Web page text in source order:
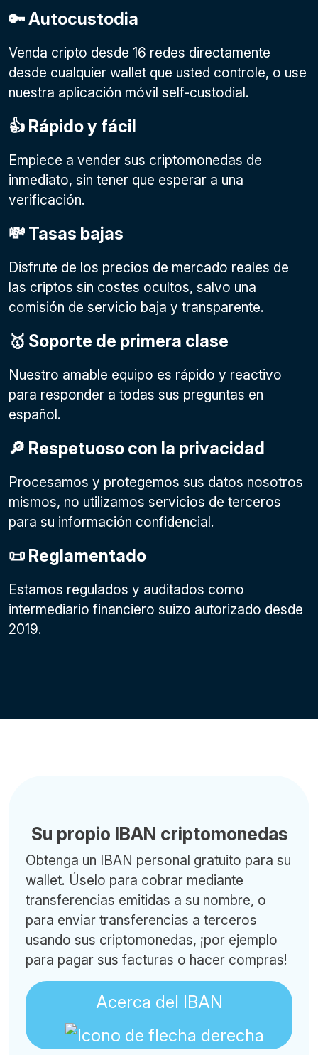
🔑 Autocustodia
Venda cripto desde 16 redes directamente
desde cualquier wallet que usted controle, o use
nuestra aplicación móvil self-custodial.
👍 Rápido y fácil
Empiece a vender sus criptomonedas de
inmediato, sin tener que esperar a una
verificación.
💸 Tasas bajas
Disfrute de los precios de mercado reales de
las criptos sin costes ocultos, salvo una
comisión de servicio baja y transparente.
🥇 Soporte de primera clase
Nuestro amable equipo es rápido y reactivo
para responder a todas sus preguntas en
español.
🔎 Respetuoso con la privacidad
Procesamos y protegemos sus datos nosotros
mismos, no utilizamos servicios de terceros
para su información confidencial.
📜 Reglamentado
Estamos regulados y auditados como
intermediario financiero suizo autorizado desde
2019.
Su propio IBAN criptomonedas
Obtenga un IBAN personal gratuito para su
wallet. Úselo para cobrar mediante
transferencias emitidas a su nombre, o
para enviar transferencias a terceros
usando sus criptomonedas, ¡por ejemplo
para pagar sus facturas o hacer compras!
Acerca del IBAN